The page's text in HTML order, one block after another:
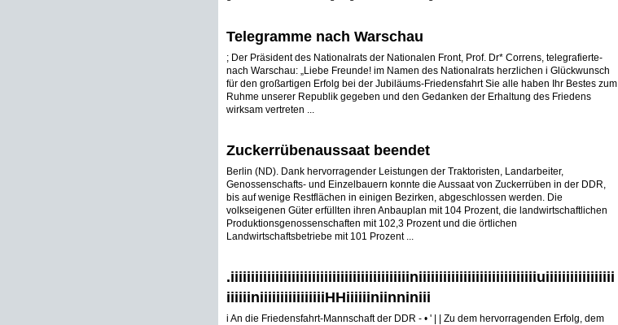
Telegramme nach Warschau
; Der Präsident des Nationalrats der Nationalen Front, Prof. Dr* Correns, telegrafierte-
nach Warschau: „Liebe Freunde! im Namen des Nationalrats herzlichen i Glückwunsch
für den großartigen Erfolg bei der Jubiläums-Friedensfahrt Sie alle haben Ihr Bestes zum
Ruhme unserer Republik gegeben und den Gedanken der Erhaltung des Friedens
wirksam vertreten ...
Zuckerrübenaussaat beendet
Berlin (ND). Dank hervorragender Leistungen der Traktoristen, Landarbeiter,
Genossenschafts- und Einzelbauern konnte die Aussaat von Zuckerrüben in der DDR,
bis auf wenige Restflächen in einigen Bezirken, abgeschlossen werden. Die
volkseigenen Güter erfüllten ihren Anbauplan mit 104 Prozent, die landwirtschaftlichen
Produktionsgenossenschaften mit 102,3 Prozent und die örtlichen
Landwirtschaftsbetriebe mit 101 Prozent ...
.iiiiiiiiiiiiiiiiiiiiiiiiiiiiiiiiiiiiiiiiiiiiniiiiiiiiiiiiiiiiiiiiiiiiiiiiiuiiiiiiiiiiiiiiiii
iiiiiiniiiiiiiiiiiiiiiiHHiiiiiiniinniniii
i An die Friedensfahrt-Mannschaft der DDR - • ' | | Zu dem hervorragenden Erfolg, dem